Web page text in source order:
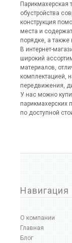
Кислородное
Кислородные
Кардиология
Мониторы
Фетальные
Медтехника
Ингаляторы
Лампы-лупы
Лампы-лупы
Портативные
Стерилизаторы
Термические
Парикмахерская
обустройства
конструкция
места и
порядке, а также
В интернет-
широкий
материалов,
комплектацией,
передвижения,
У нас можно
парикмахерских
по доступной
Навигация
О компании
Главная
Блог